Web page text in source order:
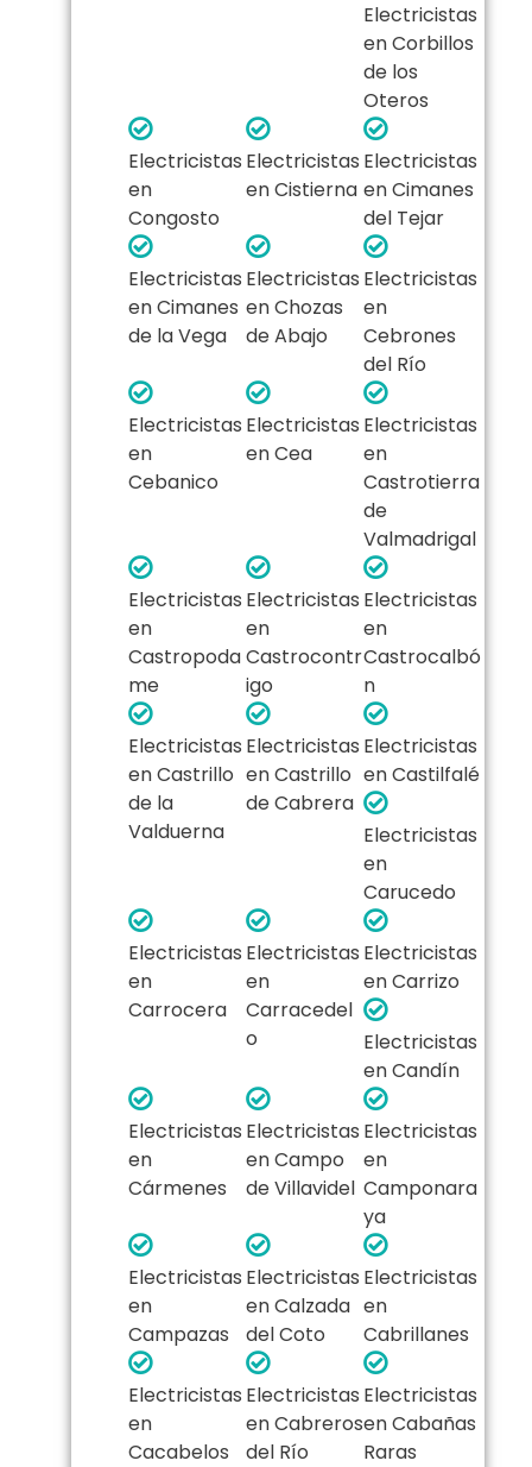
Electricistas
en Corbillos
de los
Oteros
Electricistas
en
Congosto
Electricistas
en Cistierna
Electricistas
en Cimanes
del Tejar
Electricistas
en Cimanes
de la Vega
Electricistas
en Chozas
de Abajo
Electricistas
en
Cebrones
del Río
Electricistas
en
Cebanico
Electricistas
en Cea
Electricistas
en
Castrotierra
de
Valmadrigal
Electricistas
en
Castropoda
me
Electricistas
en
Castrocontr
igo
Electricistas
en
Castrocalbó
n
Electricistas
en Castrillo
de la
Valduerna
Electricistas
en Castrillo
de Cabrera
Electricistas
en Castilfalé
Electricistas
en
Carucedo
Electricistas
en
Carrocera
Electricistas
en
Carracedel
o
Electricistas
en Carrizo
Electricistas
en Candín
Electricistas
en
Cármenes
Electricistas
en Campo
de Villavidel
Electricistas
en
Camponara
ya
Electricistas
en
Campazas
Electricistas
en Calzada
del Coto
Electricistas
en
Cabrillanes
Electricistas
en
Cacabelos
Electricistas
en Cabreros
del Río
Electricistas
en Cabañas
Raras